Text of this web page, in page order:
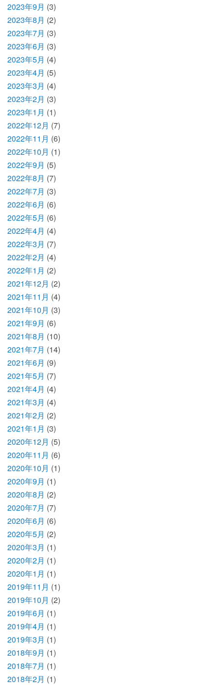
2023年9月 (3)
2023年8月 (2)
2023年7月 (3)
2023年6月 (3)
2023年5月 (4)
2023年4月 (5)
2023年3月 (4)
2023年2月 (3)
2023年1月 (1)
2022年12月 (7)
2022年11月 (6)
2022年10月 (1)
2022年9月 (5)
2022年8月 (7)
2022年7月 (3)
2022年6月 (6)
2022年5月 (6)
2022年4月 (4)
2022年3月 (7)
2022年2月 (4)
2022年1月 (2)
2021年12月 (2)
2021年11月 (4)
2021年10月 (3)
2021年9月 (6)
2021年8月 (10)
2021年7月 (14)
2021年6月 (9)
2021年5月 (7)
2021年4月 (4)
2021年3月 (4)
2021年2月 (2)
2021年1月 (3)
2020年12月 (5)
2020年11月 (6)
2020年10月 (1)
2020年9月 (1)
2020年8月 (2)
2020年7月 (7)
2020年6月 (6)
2020年5月 (2)
2020年3月 (1)
2020年2月 (1)
2020年1月 (1)
2019年11月 (1)
2019年10月 (2)
2019年6月 (1)
2019年4月 (1)
2019年3月 (1)
2018年9月 (1)
2018年7月 (1)
2018年2月 (1)